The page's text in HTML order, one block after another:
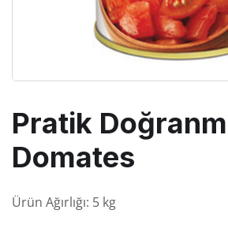
Pratik
Domates
Ürün Ağırlığı: 5 kg